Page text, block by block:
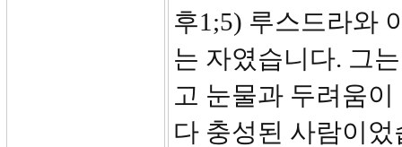
후1;5) 루스드라와
는 자였습니다. 그
고 눈물과 두려움
다 충성된 사람이